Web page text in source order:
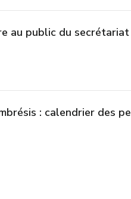
au public du
: calendrier des